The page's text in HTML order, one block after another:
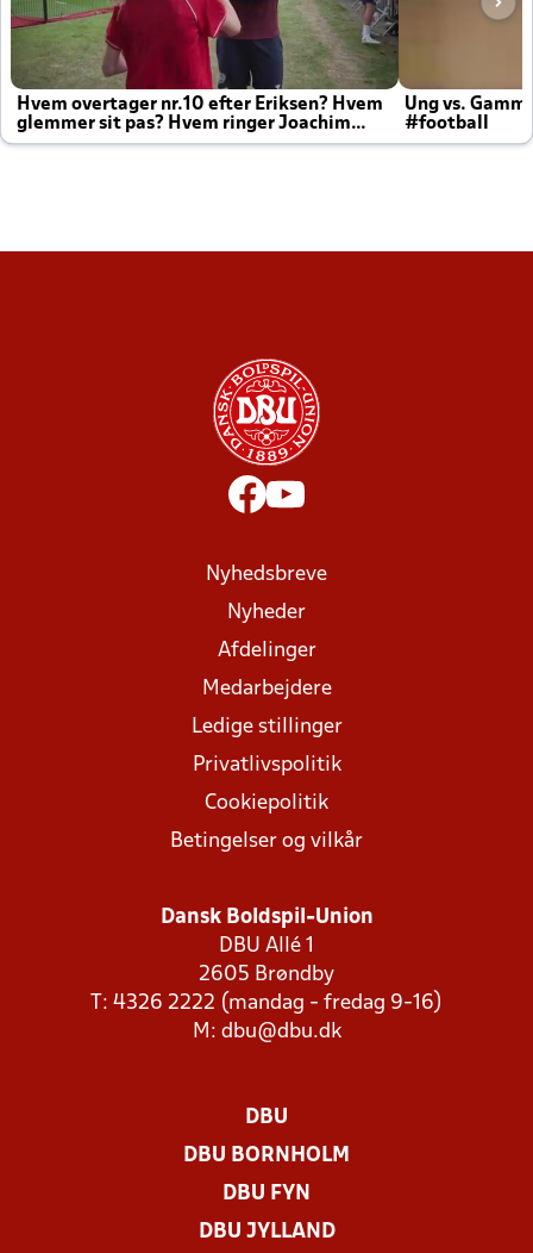
Hvem overtager nr.10 efter Eriksen? Hvem
glemmer sit pas? Hvem ringer Joachim
altid til efter kampe?
Ung vs.
#football
Nyhedsbreve
Nyheder
Afdelinger
Medarbejdere
Ledige stillinger
Privatlivspolitik
Cookiepolitik
Betingelser og vilkår
Dansk Boldspil-Union
DBU Allé 1
2605 Brøndby
T: 4326 2222 (mandag - fredag 9-16)
M: dbu@dbu.dk
DBU
DBU BORNHOLM
DBU FYN
DBU JYLLAND